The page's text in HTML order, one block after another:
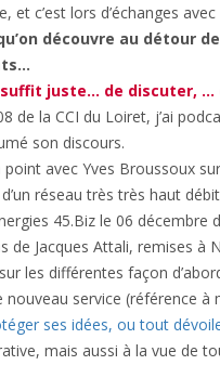
et c’est lors d’échanges avec
découvre au détour
juste… de discuter, …
de la CCI du Loiret, j’ai
son discours.
point avec Yves Broussoux
réseau très très haut
45.Biz le 06 décembre
de Jacques Attali, remises à
les différentes façon
nouveau service (référence à
ses idées, ou tout
mais aussi à la vue de